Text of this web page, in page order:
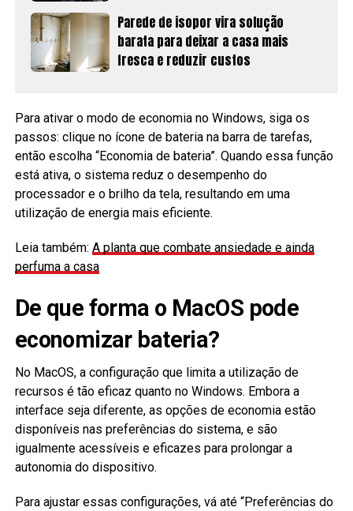
Parede de isopor vira solução
barata para deixar a casa mais
fresca e reduzir custos
Para ativar o modo de economia no Windows, siga os
passos: clique no ícone de bateria na barra de tarefas,
então escolha “Economia de bateria”. Quando essa função
está ativa, o sistema reduz o desempenho do
processador e o brilho da tela, resultando em uma
utilização de energia mais eficiente.
Leia também: A planta que combate ansiedade e ainda
perfuma a casa
De que forma o MacOS pode
economizar bateria?
No MacOS, a configuração que limita a utilização de
recursos é tão eficaz quanto no Windows. Embora a
interface seja diferente, as opções de economia estão
disponíveis nas preferências do sistema, e são
igualmente acessíveis e eficazes para prolongar a
autonomia do dispositivo.
Para ajustar essas configurações, vá até “Preferências do